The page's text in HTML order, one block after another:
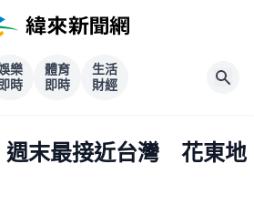
樂
即時
體育
即時
生活
財經
週末最接近台灣 花東地